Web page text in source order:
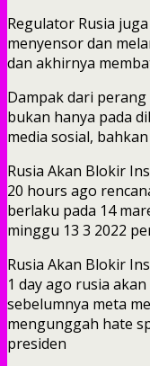
Regulator Rusia
menyensor dan
dan akhirnya
Dampak dari
bukan hanya pada
media sosial,
Rusia Akan Blokir
20 hours ago
berlaku pada 14
minggu 13 3 2022
Rusia Akan Blokir
1 day ago rusia
sebelumnya meta
mengunggah hate
presiden